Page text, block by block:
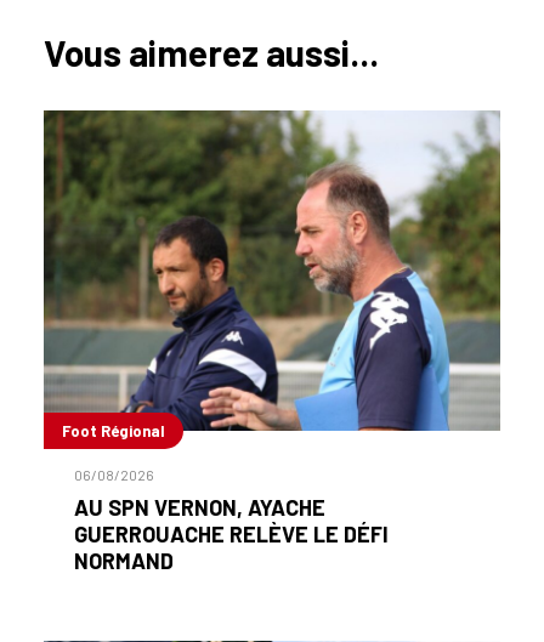
Vous aimerez aussi...
Foot Régional
06/08/2026
AU SPN VERNON, AYACHE
GUERROUACHE RELÈVE LE DÉFI
NORMAND